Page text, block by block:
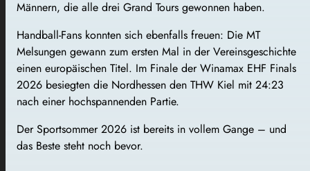
Männern, die alle drei Grand Tours gewonnen haben.
Handball-Fans konnten sich ebenfalls freuen: Die MT
Melsungen gewann zum ersten Mal in der Vereinsgeschichte
einen europäischen Titel. Im Finale der Winamax EHF Finals
2026 besiegten die Nordhessen den THW Kiel mit 24:23
nach einer hochspannenden Partie.
Der Sportsommer 2026 ist bereits in vollem Gange – und
das Beste steht noch bevor.